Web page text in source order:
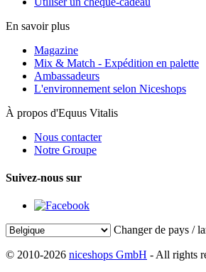
En savoir plus
Magazine
Mix & Match - Expédition en palette
Ambassadeurs
L'environnement selon Niceshops
À propos d'Equus Vitalis
Nous contacter
Notre Groupe
Suivez-nous sur
Changer de pays /
© 2010-2026 niceshops GmbH - All rights